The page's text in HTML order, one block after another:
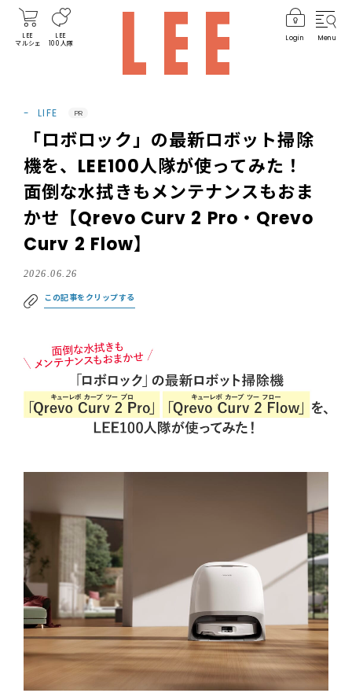
LEE
マルシェ
LEE
100人隊
Login Menu
LIFE PR
「ロボロック」の最新ロボット掃除
機を、LEE100人隊が使ってみた！
面倒な水拭きもメンテナンスもおま
かせ【Qrevo Curv 2 Pro・Qrevo
Curv 2 Flow】
2026.06.26
この記事をクリップする